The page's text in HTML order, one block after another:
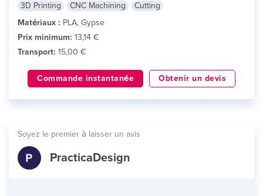
3D Printing
CNC Machining
Cutting
Matériaux : PLA, Gypse
Prix minimum: 13,14 €
Transport: 15,00 €
Commande instantanée Obtenir un devis
Soyez le premier à laisser un avis
PracticaDesign